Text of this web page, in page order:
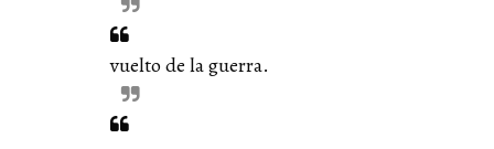
vuelto de la guerra.